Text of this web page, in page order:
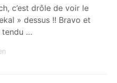
c’est drôle de voir le
» dessus !! Bravo et
tendu …